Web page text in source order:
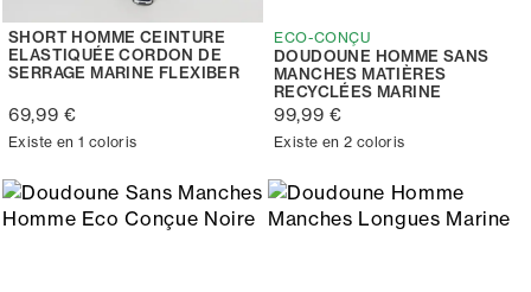
SHORT HOMME CEINTURE
ELASTIQUÉE CORDON DE
SERRAGE MARINE FLEXIBER
69,99 €
Existe en 1 coloris
ECO-CONÇU
DOUDOUNE HOMME SANS
MANCHES MATIÈRES
RECYCLÉES MARINE
99,99 €
Existe en 2 coloris